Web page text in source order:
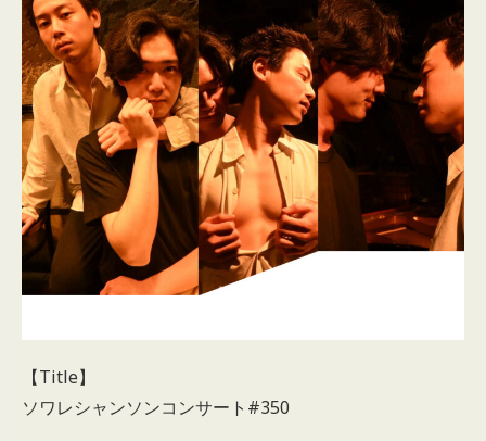
【Title】
ソワレシャンソンコンサート#350